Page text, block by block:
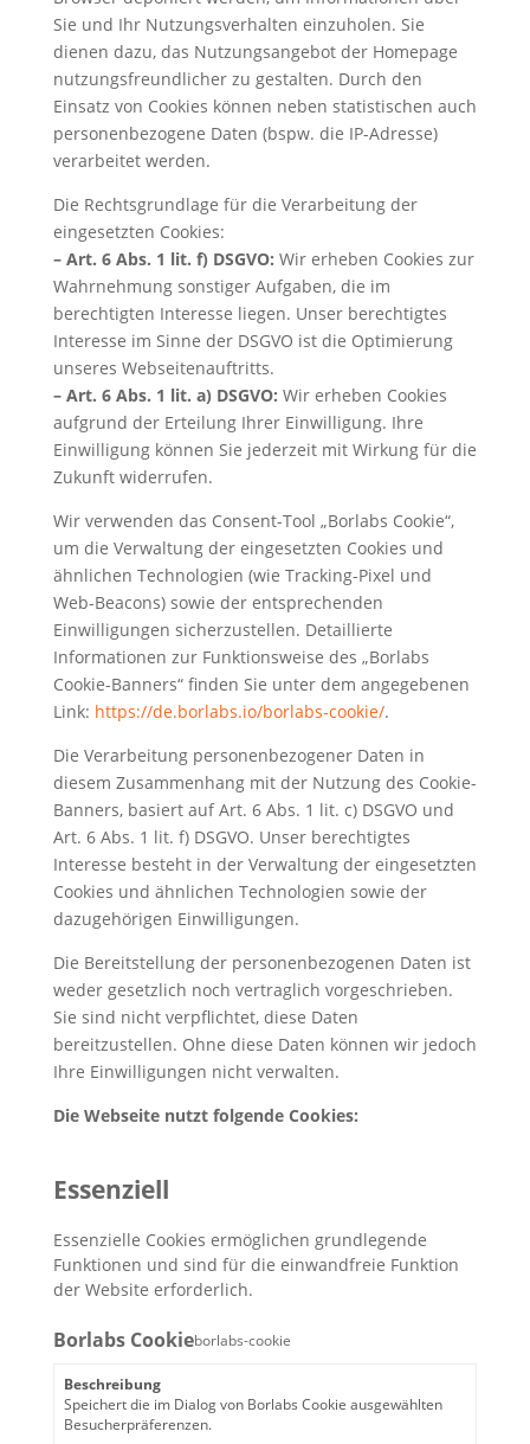
Sie und Ihr Nutzungsverhalten einzuholen. Sie
dienen dazu, das Nutzungsangebot der Homepage
nutzungsfreundlicher zu gestalten. Durch den
Einsatz von Cookies können neben statistischen auch
personenbezogene Daten (bspw. die IP-Adresse)
verarbeitet werden.
Die Rechtsgrundlage für die Verarbeitung der
eingesetzten Cookies:
– Art. 6 Abs. 1 lit. f) DSGVO: Wir erheben Cookies zur
Wahrnehmung sonstiger Aufgaben, die im
berechtigten Interesse liegen. Unser berechtigtes
Interesse im Sinne der DSGVO ist die Optimierung
unseres Webseitenauftritts.
– Art. 6 Abs. 1 lit. a) DSGVO: Wir erheben Cookies
aufgrund der Erteilung Ihrer Einwilligung. Ihre
Einwilligung können Sie jederzeit mit Wirkung für die
Zukunft widerrufen.
Wir verwenden das Consent-Tool „Borlabs Cookie“,
um die Verwaltung der eingesetzten Cookies und
ähnlichen Technologien (wie Tracking-Pixel und
Web-Beacons) sowie der entsprechenden
Einwilligungen sicherzustellen. Detaillierte
Informationen zur Funktionsweise des „Borlabs
Cookie-Banners“ finden Sie unter dem angegebenen
Link: https://de.borlabs.io/borlabs-cookie/.
Die Verarbeitung personenbezogener Daten in
diesem Zusammenhang mit der Nutzung des Cookie-
Banners, basiert auf Art. 6 Abs. 1 lit. c) DSGVO und
Art. 6 Abs. 1 lit. f) DSGVO. Unser berechtigtes
Interesse besteht in der Verwaltung der eingesetzten
Cookies und ähnlichen Technologien sowie der
dazugehörigen Einwilligungen.
Die Bereitstellung der personenbezogenen Daten ist
weder gesetzlich noch vertraglich vorgeschrieben.
Sie sind nicht verpflichtet, diese Daten
bereitzustellen. Ohne diese Daten können wir jedoch
Ihre Einwilligungen nicht verwalten.
Die Webseite nutzt folgende Cookies:
Essenziell
Essenzielle Cookies ermöglichen grundlegende
Funktionen und sind für die einwandfreie Funktion
der Website erforderlich.
Borlabs Cookieborlabs-cookie
Beschreibung
Speichert die im Dialog von Borlabs Cookie ausgewählten
Besucherpräferenzen.